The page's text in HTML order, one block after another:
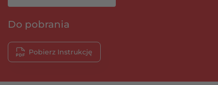
Do pobrania
Pobierz Instrukcję